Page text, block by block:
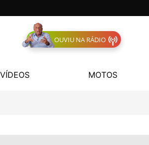
OUVIU NA RÁDIO
VÍDEOS MOTOS